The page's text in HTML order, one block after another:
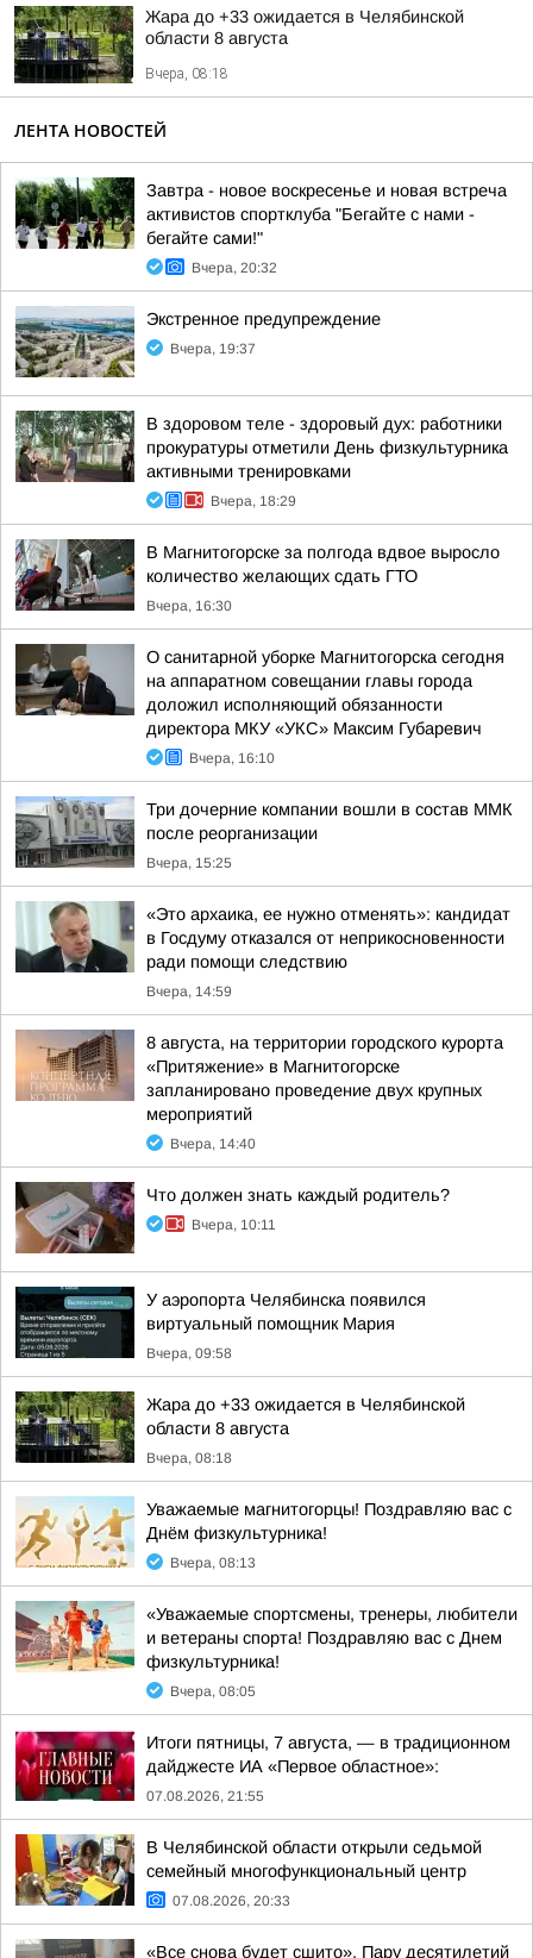
Жара до +33 ожидается в Челябинской
области 8 августа
Вчера, 08:18
ЛЕНТА НОВОСТЕЙ
Завтра - новое воскресенье и новая встреча
активистов спортклуба "Бегайте с нами -
бегайте сами!"
Вчера, 20:32
Экстренное предупреждение
Вчера, 19:37
В здоровом теле - здоровый дух: работники
прокуратуры отметили День физкультурника
активными тренировками
Вчера, 18:29
В Магнитогорске за полгода вдвое выросло
количество желающих сдать ГТО
Вчера, 16:30
О санитарной уборке Магнитогорска сегодня
на аппаратном совещании главы города
доложил исполняющий обязанности
директора МКУ «УКС» Максим Губаревич
Вчера, 16:10
Три дочерние компании вошли в состав ММК
после реорганизации
Вчера, 15:25
«Это архаика, ее нужно отменять»: кандидат
в Госдуму отказался от неприкосновенности
ради помощи следствию
Вчера, 14:59
8 августа, на территории городского курорта
«Притяжение» в Магнитогорске
запланировано проведение двух крупных
мероприятий
Вчера, 14:40
Что должен знать каждый родитель?
Вчера, 10:11
У аэропорта Челябинска появился
виртуальный помощник Мария
Вчера, 09:58
Жара до +33 ожидается в Челябинской
области 8 августа
Вчера, 08:18
Уважаемые магнитогорцы! Поздравляю вас с
Днём физкультурника!
Вчера, 08:13
«Уважаемые спортсмены, тренеры, любители
и ветераны спорта! Поздравляю вас с Днем
физкультурника!
Вчера, 08:05
Итоги пятницы, 7 августа, — в традиционном
дайджесте ИА «Первое областное»:
07.08.2026, 21:55
В Челябинской области открыли седьмой
семейный многофункциональный центр
07.08.2026, 20:33
«Все снова будет сшито». Пару десятилетий